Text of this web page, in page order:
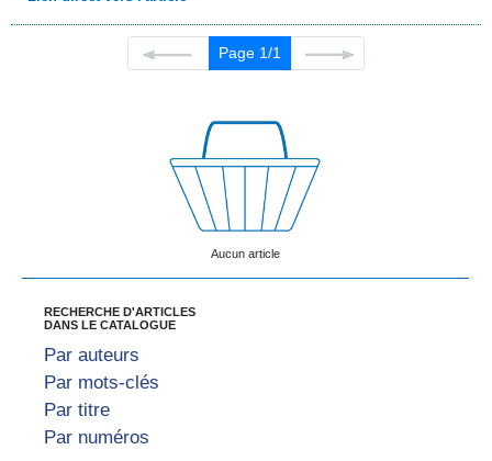
Page 1/1
Aucun article
RECHERCHE D'ARTICLES
DANS LE CATALOGUE
Par auteurs
Par mots-clés
Par titre
Par numéros